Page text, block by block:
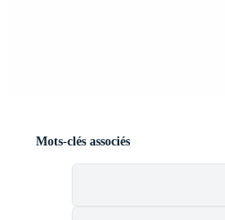
Mots-clés associés